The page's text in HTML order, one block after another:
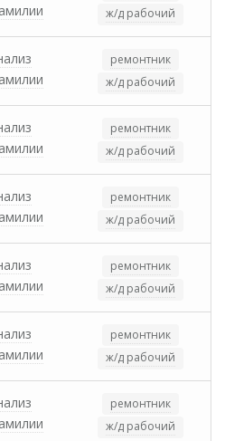
ж/д рабочий
ремонтник
ж/д рабочий
ремонтник
ж/д рабочий
ремонтник
ж/д рабочий
ремонтник
ж/д рабочий
ремонтник
ж/д рабочий
ремонтник
ж/д рабочий